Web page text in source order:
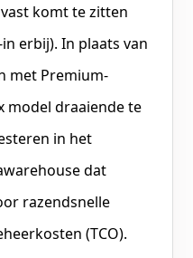
komt te zitten
erbij). In plaats van
met Premium-
model draaiende te
in het
dat
razendsnelle
(TCO).